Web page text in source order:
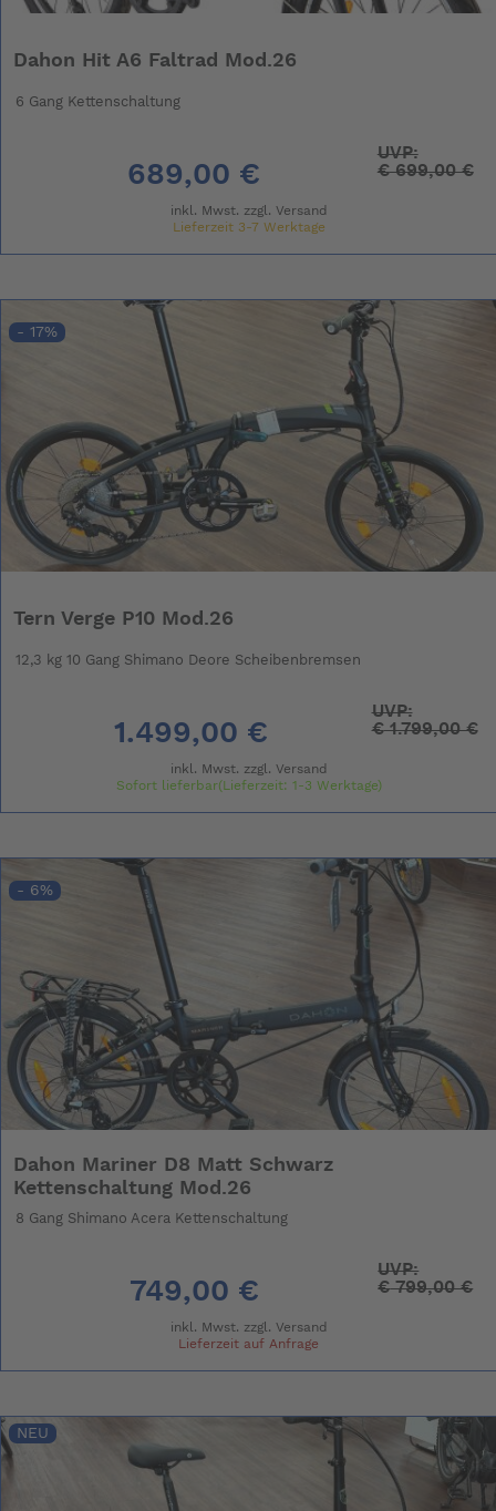
Dahon Hit A6 Faltrad Mod.26
6 Gang Kettenschaltung
689,00 €
UVP:
€699,00 €
inkl. Mwst. zzgl. Versand
Lieferzeit 3-7 Werktage
- 17%
Tern Verge P10 Mod.26
12,3 kg 10 Gang Shimano Deore Scheibenbremsen
1.499,00 €
UVP:
€1.799,00 €
inkl. Mwst. zzgl. Versand
Sofort lieferbar(Lieferzeit: 1-3 Werktage)
- 6%
Dahon Mariner D8 Matt Schwarz
Kettenschaltung Mod.26
8 Gang Shimano Acera Kettenschaltung
749,00 €
UVP:
€799,00 €
inkl. Mwst. zzgl. Versand
Lieferzeit auf Anfrage
NEU